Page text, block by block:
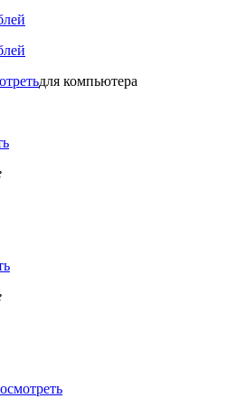
для компьютера